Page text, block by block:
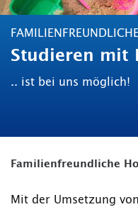
Studieren mit
.. ist bei uns möglich!
Familienfreundliche
Mit der Umsetzung